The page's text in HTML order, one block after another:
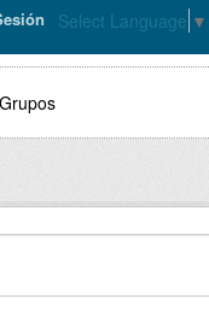
Select Language ▼
Grupos